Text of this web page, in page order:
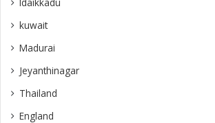
kuwait
Madurai
Jeyanthinagar
Thailand
England